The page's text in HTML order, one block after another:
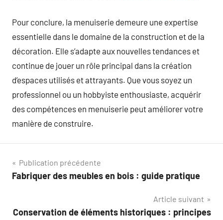
Pour conclure, la menuiserie demeure une expertise
essentielle dans le domaine de la construction et de la
décoration. Elle s’adapte aux nouvelles tendances et
continue de jouer un rôle principal dans la création
d’espaces utilisés et attrayants. Que vous soyez un
professionnel ou un hobbyiste enthousiaste, acquérir
des compétences en menuiserie peut améliorer votre
manière de construire.
Navigation
de
Publication précédente
Fabriquer des meubles en bois : guide pratique
Article suivant
Conservation de éléments historiques : principes